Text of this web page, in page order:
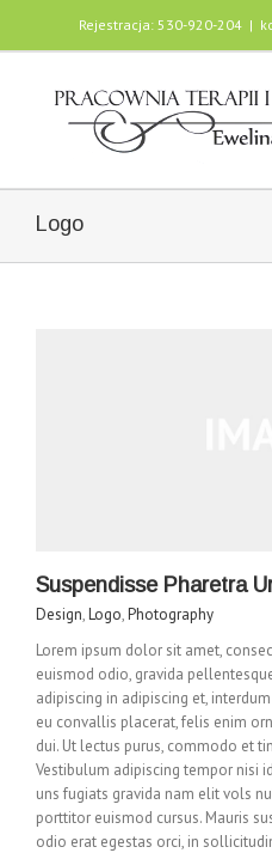
Rejestracja: 530-920-204 |
Logo
Suspendisse Pharetra
Design,Logo,Photography
Lorem ipsum dolor sit amet,
euismod odio, gravida
adipiscing in adipiscing et,
eu convallis placerat, felis enim
dui. Ut lectus purus, commodo et
Vestibulum adipiscing tempor nisi
uns fugiats gravida nam elit vols
porttitor euismod cursus. Mauris
odio erat egestas orci, in